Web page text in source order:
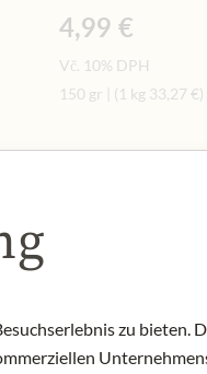
4,99 €
Vč. 10% DPH
150 gr
(1 kg 33,27 €)
zu bieten.